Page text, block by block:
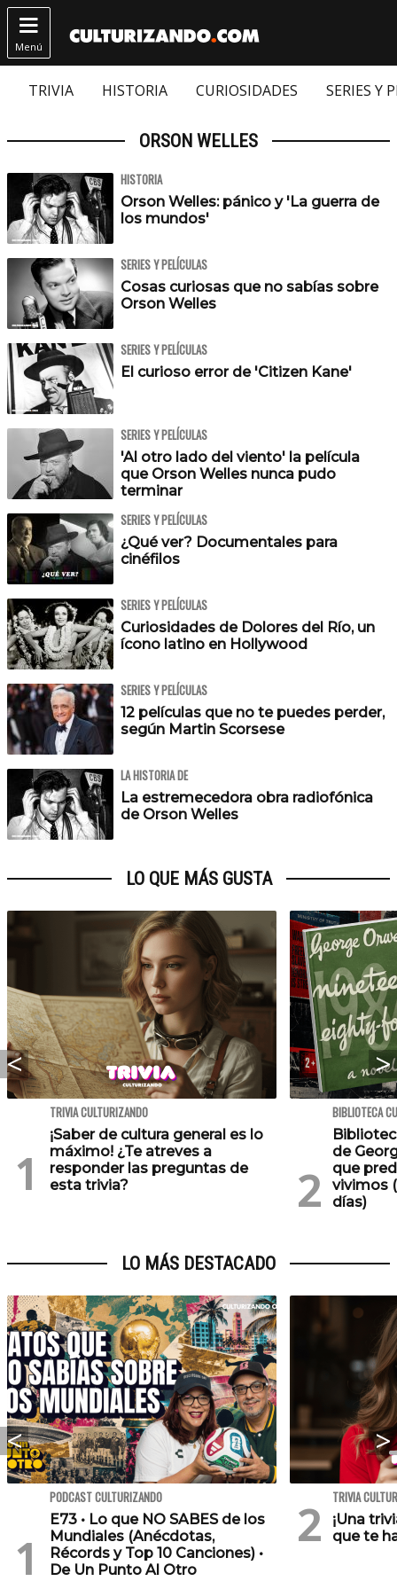

Menú
TRIVIA HISTORIA CURIOSIDADES SERIES Y
ORSON WELLES
HISTORIA
Orson Welles: pánico y 'La guerra de
los mundos'
SERIES Y PELÍCULAS
Cosas curiosas que no sabías sobre
Orson Welles
SERIES Y PELÍCULAS
El curioso error de 'Citizen Kane'
SERIES Y PELÍCULAS
'Al otro lado del viento' la película
que Orson Welles nunca pudo
terminar
SERIES Y PELÍCULAS
¿Qué ver? Documentales para
cinéfilos
SERIES Y PELÍCULAS
Curiosidades de Dolores del Río, un
ícono latino en Hollywood
SERIES Y PELÍCULAS
12 películas que no te puedes perder,
según Martin Scorsese
LA HISTORIA DE
La estremecedora obra radiofónica
de Orson Welles
LO QUE MÁS GUSTA
TRIVIA CULTURIZANDO
¡Saber de cultura general es lo
máximo! ¿Te atreves a
responder las preguntas de
esta trivia?
BIBLIOTECA
de
que
vivimos
días)
LO MÁS DESTACADO
PODCAST CULTURIZANDO
E73 • Lo que NO SABES de los
Mundiales (Anécdotas,
Récords y Top 10 Canciones) •
De Un Punto Al Otro
TRIVIA
¡Una
que te